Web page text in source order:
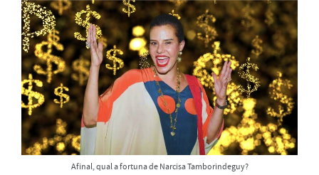
Afinal, qual a fortuna de Narcisa Tamborindeguy?